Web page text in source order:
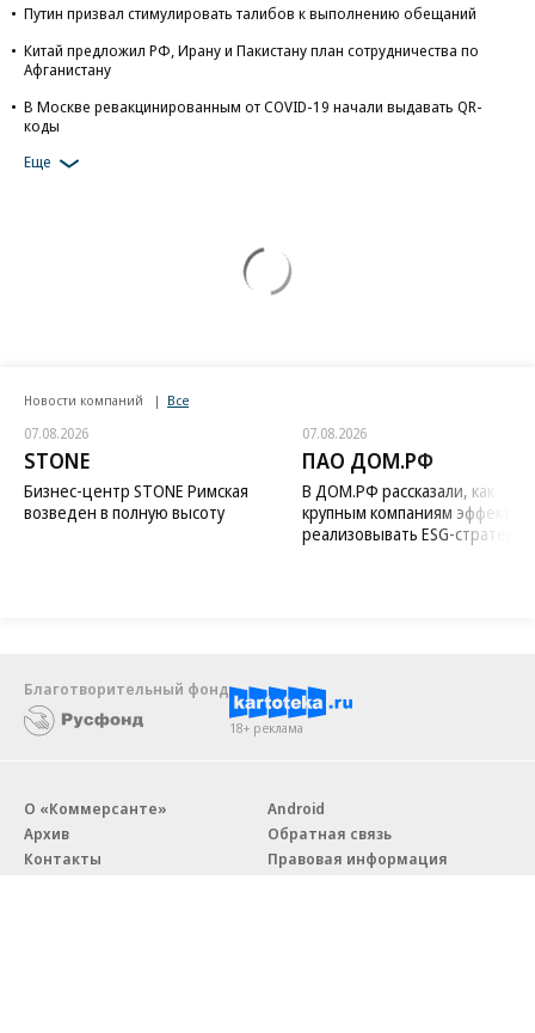
Путин призвал стимулировать талибов к выполнению обещаний
Китай предложил РФ, Ирану и Пакистану план сотрудничества по
Афганистану
В Москве ревакцинированным от COVID-19 начали выдавать QR-
коды
Еще
Новости компаний Все
07.08.2026
STONE
Бизнес-центр STONE Римская
возведен в полную высоту
07.08.2026
ПАО ДОМ.РФ
В ДОМ.РФ рассказали, как
крупным компаниям
реализовывать ESG-стратегию
Благотворительный фонд
18+ реклама
О «Коммерсанте»
Архив
Контакты
Android
Обратная связь
Правовая информация